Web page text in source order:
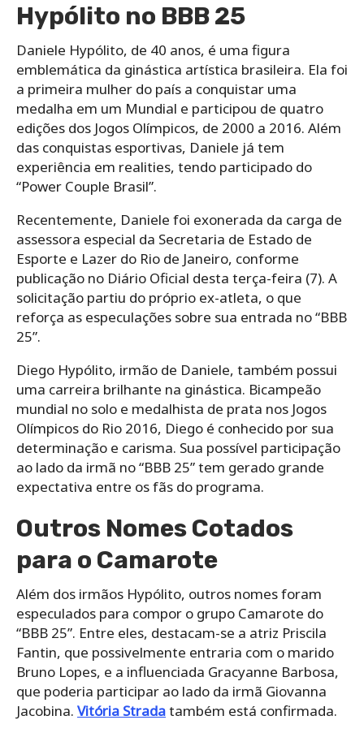
Hypólito no BBB 25
Daniele Hypólito, de 40 anos, é uma figura
emblemática da ginástica artística brasileira. Ela foi
a primeira mulher do país a conquistar uma
medalha em um Mundial e participou de quatro
edições dos Jogos Olímpicos, de 2000 a 2016. Além
das conquistas esportivas, Daniele já tem
experiência em realities, tendo participado do
“Power Couple Brasil”.
Recentemente, Daniele foi exonerada da carga de
assessora especial da Secretaria de Estado de
Esporte e Lazer do Rio de Janeiro, conforme
publicação no Diário Oficial desta terça-feira (7). A
solicitação partiu do próprio ex-atleta, o que
reforça as especulações sobre sua entrada no “BBB
25”.
Diego Hypólito, irmão de Daniele, também possui
uma carreira brilhante na ginástica. Bicampeão
mundial no solo e medalhista de prata nos Jogos
Olímpicos do Rio 2016, Diego é conhecido por sua
determinação e carisma. Sua possível participação
ao lado da irmã no “BBB 25” tem gerado grande
expectativa entre os fãs do programa.
Outros Nomes Cotados
para o Camarote
Além dos irmãos Hypólito, outros nomes foram
especulados para compor o grupo Camarote do
“BBB 25”. Entre eles, destacam-se a atriz Priscila
Fantin, que possivelmente entraria com o marido
Bruno Lopes, e a influenciada Gracyanne Barbosa,
que poderia participar ao lado da irmã Giovanna
Jacobina. Vitória Stradatambém está confirmada.